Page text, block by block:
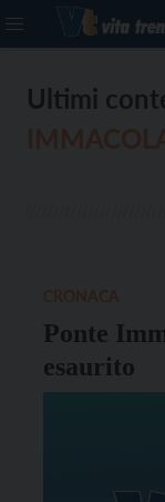
Ultimi
Ponte
esaurito